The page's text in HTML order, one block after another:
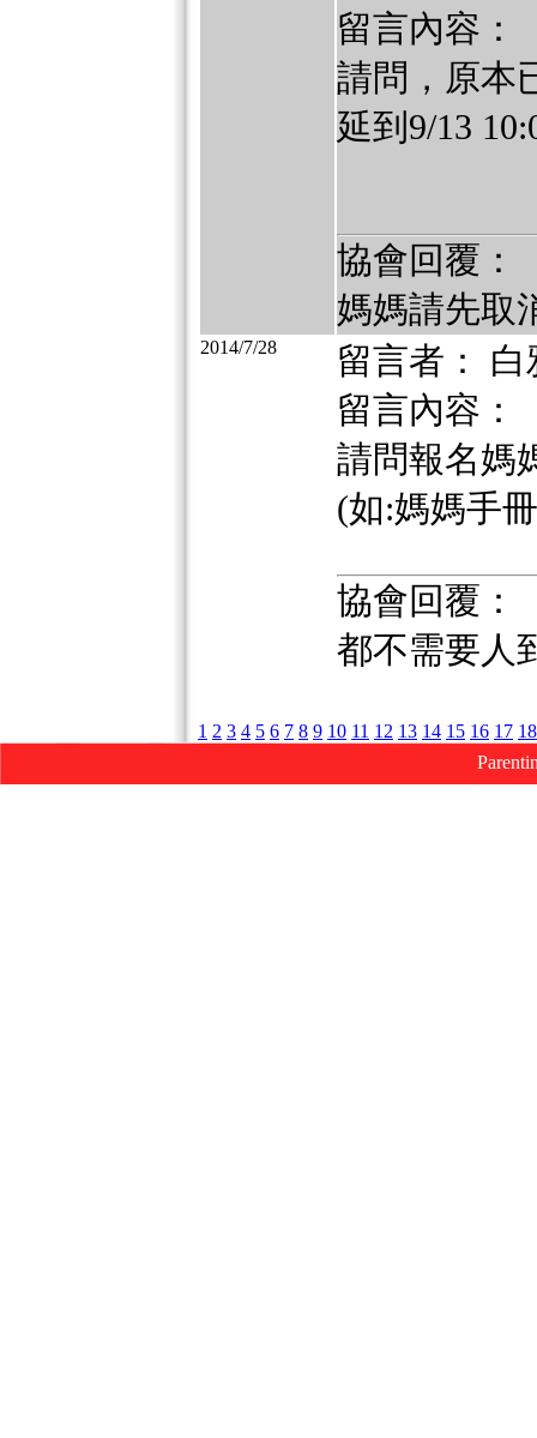
留言內容：
請問，原本
延到9/13
協會回覆：
媽媽請先取
2014/7/28
留言者： 白
留言內容：
請問報名媽
(如:媽媽手
協會回覆：
都不需要人
1 2 3 4 5 6 7 8 9 10 11 12 13 14 15 16 17 18